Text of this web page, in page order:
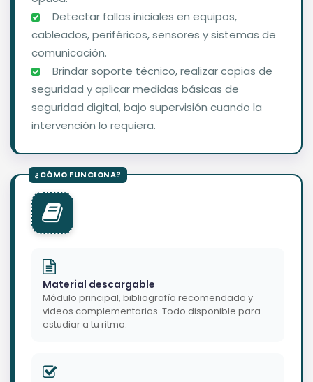
️ Detectar fallas iniciales en equipos,
cableados, periféricos, sensores y sistemas de
comunicación.
️ Brindar soporte técnico, realizar copias de
seguridad y aplicar medidas básicas de
seguridad digital, bajo supervisión cuando la
intervención lo requiera.
Material descargable
Módulo principal, bibliografía recomendada y
videos complementarios. Todo disponible para
estudiar a tu ritmo.